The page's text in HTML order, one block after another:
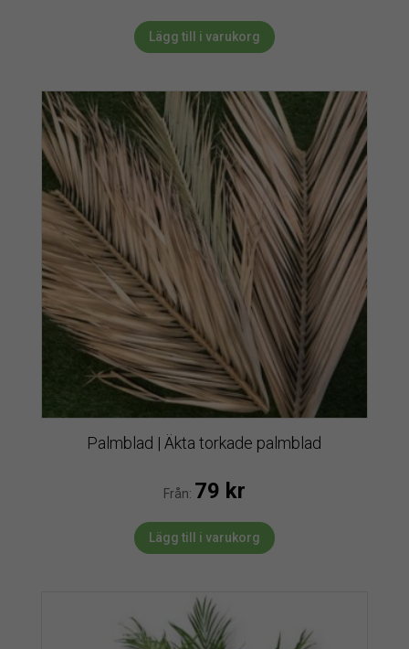
Lägg till i varukorg
Palmblad | Äkta torkade palmblad
Från: 79 kr
Lägg till i varukorg